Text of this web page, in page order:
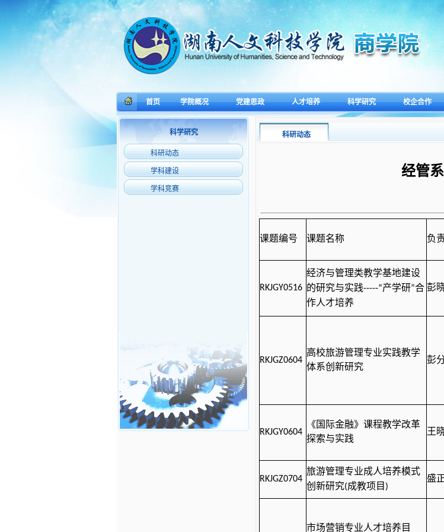
首页 学院概况 党建思政 人才培养 科学研究 校企合作
科学研究
科研动态
学科建设
学科竞赛
科研动态
经管
课题编号 课题名称 负
RKJGY0516
经济与管理类教学基地建设
的研究与实践-----“产学研”合
作人才培养
彭
RKJGZ0604
高校旅游管理专业实践教学
体系创新研究
彭
RKJGY0604
《国际金融》课程教学改革
探索与实践
王
RKJGZ0704
旅游管理专业成人培养模式
创新研究(成教项目 )
盛
市场营销专业人才培养目